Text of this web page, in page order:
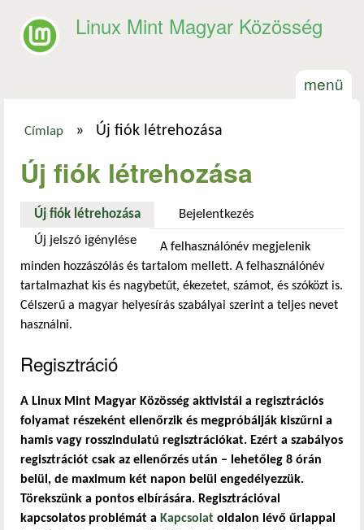
Linux Mint Magyar Közösség
menü
Jelenlegi hely
Címlap » Új fiók létrehozása
Új fiók létrehozása
Új fiók létrehozása (aktív fül)Bejelentkezés
Új jelszó igénylése
A felhasználónév megjelenik
minden hozzászólás és tartalom mellett. A felhasználónév
tartalmazhat kis és nagybetűt, ékezetet, számot, és szóközt is.
Célszerű a magyar helyesírás szabályai szerint a teljes nevet
használni.
Regisztráció
A Linux Mint Magyar Közösség aktivistái a regisztrációs
folyamat részeként ellenőrzik és megpróbálják kiszűrni a
hamis vagy rosszindulatú regisztrációkat. Ezért a szabályos
regisztrációt csak az ellenőrzés után – lehetőleg 8 órán
belül, de maximum két napon belül engedélyezzük.
Törekszünk a pontos elbírására. Regisztrációval
kapcsolatos problémát a Kapcsolat oldalon lévő űrlappal